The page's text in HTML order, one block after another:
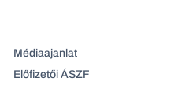
Médiaajanlat
Előfizetői ÁSZF